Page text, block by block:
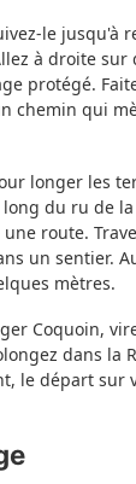
le jusqu'à
à droite sur
protégé.
chemin qui
longer les
du ru de la
route.
un sentier.
mètres.
Coquoin,
dans la
le départ sur